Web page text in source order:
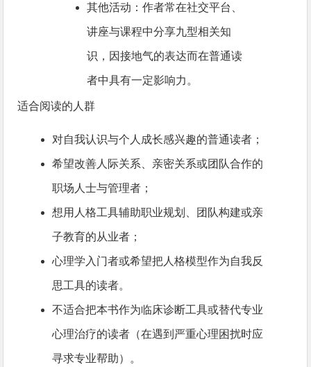
其他活动：作者常在社交平台、
讲座与课程中分享九型相关知
识，因接地气的表达而在普通读
者中具有一定影响力。
适合阅读的人群
对自我认识与个人成长感兴趣的普通读者；
希望改善人际关系、亲密关系或团队合作的
职场人士与管理者；
想用人格工具辅助职业规划、团队构建或亲
子教育的从业者；
心理学入门者或希望把人格模型作为自我反
思工具的读者。
不适合把本书作为临床诊断工具或替代专业
心理治疗的读者（在遇到严重心理困扰时应
寻求专业帮助）。